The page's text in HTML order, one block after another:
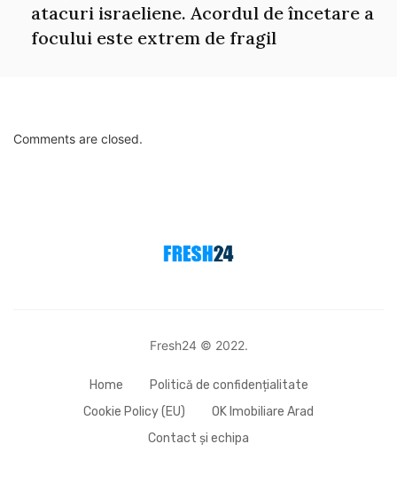
atacuri israeliene. Acordul de încetare a
focului este extrem de fragil
Comments are closed.
Fresh24 © 2022.
Home
Politică de confidențialitate
Cookie Policy (EU)
OK Imobiliare Arad
Contact și echipa